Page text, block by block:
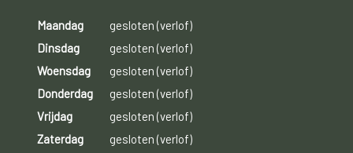
Maandag
gesloten (verlof)
Dinsdag
gesloten (verlof)
Woensdag
gesloten (verlof)
Donderdag
gesloten (verlof)
Vrijdag
gesloten (verlof)
Zaterdag
gesloten (verlof)